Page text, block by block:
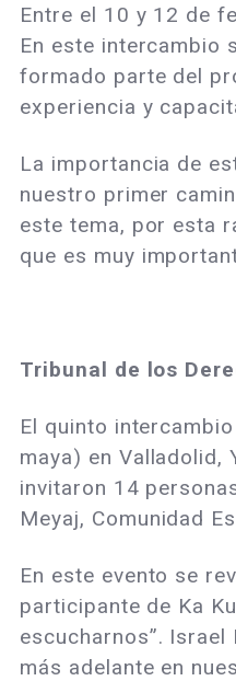
Entre el 10 y 12 de
En este intercambio
formado parte del
experiencia y
La importancia de
nuestro primer
este tema, por esta
que es muy
Tribunal de los
El quinto
maya) en Valladolid,
invitaron 14
Meyaj, Comunidad
En este evento se
participante de Ka
escucharnos”.
más adelante en